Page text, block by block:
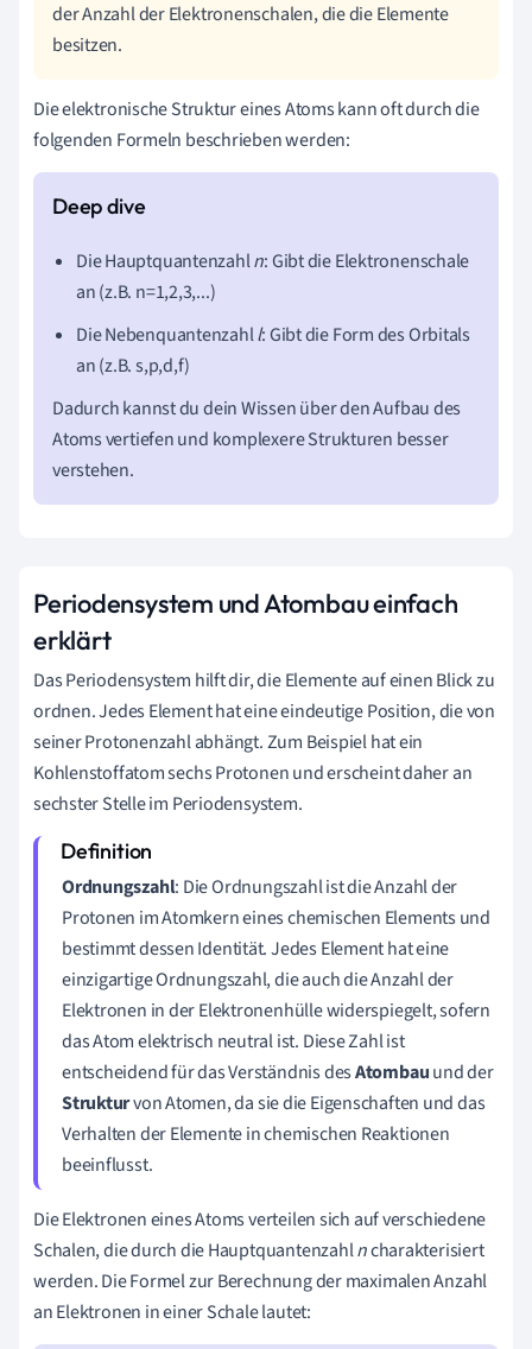
der Anzahl der Elektronenschalen, die die Elemente
besitzen.
Die elektronische Struktur eines Atoms kann oft durch die
folgenden Formeln beschrieben werden:
Die Hauptquantenzahln: Gibt die Elektronenschale
an (z.B. n=1,2,3,...)
Die Nebenquantenzahll: Gibt die Form des Orbitals
an (z.B. s,p,d,f)
Dadurch kannst du dein Wissen über den Aufbau des
Atoms vertiefen und komplexere Strukturen besser
verstehen.
Periodensystem und Atombau einfach
erklärt
Das Periodensystem hilft dir, die Elemente auf einen Blick zu
ordnen. Jedes Element hat eine eindeutige Position, die von
seiner Protonenzahl abhängt. Zum Beispiel hat ein
Kohlenstoffatom sechs Protonen und erscheint daher an
sechster Stelle im Periodensystem.
Ordnungszahl: Die Ordnungszahl ist die Anzahl der
Protonen im Atomkern eines chemischen Elements und
bestimmt dessen Identität. Jedes Element hat eine
einzigartige Ordnungszahl, die auch die Anzahl der
Elektronen in der Elektronenhülle widerspiegelt, sofern
das Atom elektrisch neutral ist. Diese Zahl ist
entscheidend für das Verständnis desAtombauund der
Strukturvon Atomen, da sie die Eigenschaften und das
Verhalten der Elemente in chemischen Reaktionen
beeinflusst.
Die Elektronen eines Atoms verteilen sich auf verschiedene
Schalen, die durch die Hauptquantenzahlncharakterisiert
werden. Die Formel zur Berechnung der maximalen Anzahl
an Elektronen in einer Schale lautet: